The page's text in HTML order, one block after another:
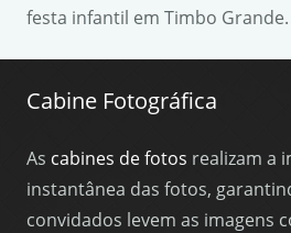
festa infantil em Timbo Grande.
Cabine Fotográfica
As cabines de fotos realizam a
instantânea das fotos,
convidados levem as imagens